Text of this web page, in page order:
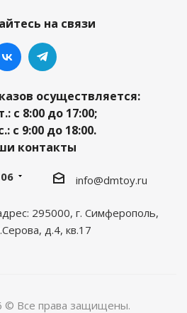
на связи
осуществляется:
с 8:00 до 17:00;
с 9:00 до 18:00.
контакты
info@dmtoy.ru
295000, г. Симферополь,
д.4, кв.17
© Все права защищены.